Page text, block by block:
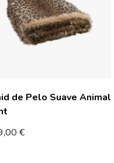
de Pelo Suave Animal
€